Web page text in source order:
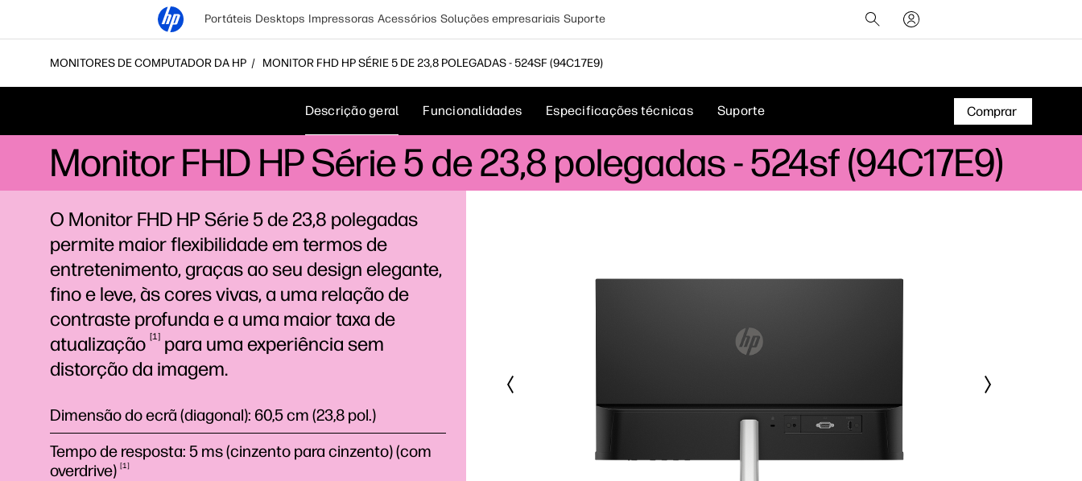
Portáteis Desktops Impressoras Acessórios Soluções empresariais Suporte
MONITORES DE COMPUTADOR DA HP MONITOR FHD HP SÉRIE 5 DE 23,8 POLEGADAS - 524SF (94C17E9)
Descrição geral Funcionalidades Especificações técnicas Suporte Comprar
Monitor FHD HP Série 5 de 23,8 polegadas - 524sf (94C17E9)
O Monitor FHD HP Série 5 de 23,8 polegadas
permite maior flexibilidade em termos de
entretenimento, graças ao seu design elegante,
fino e leve, às cores vivas, a uma relação de
contraste profunda e a uma maior taxa de
atualização
1
para uma experiência sem
distorção da imagem.
Dimensão do ecrã (diagonal): 60,5 cm (23,8 pol.)
Tempo de resposta: 5 ms (cinzento para cinzento) (com
overdrive)
1